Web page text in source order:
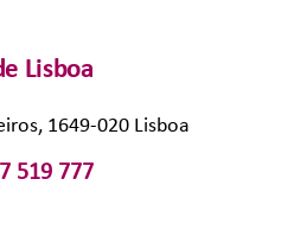
Lisboa
1649-020 Lisboa
519 777